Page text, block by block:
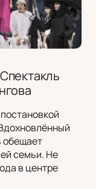
обещает
семьи. Не
в центре